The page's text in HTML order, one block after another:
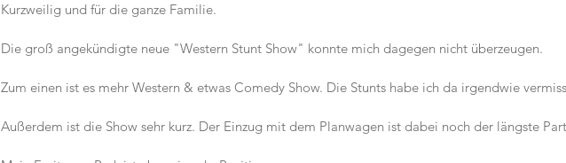
Kurzweilig und für die ganze Familie.
Die groß angekündigte neue "Western Stunt Show" konnte mich dagegen nicht überzeugen.
Zum einen ist es mehr Western & etwas Comedy Show. Die Stunts habe ich da irgendwie
Außerdem ist die Show sehr kurz. Der Einzug mit dem Planwagen ist dabei noch der längste